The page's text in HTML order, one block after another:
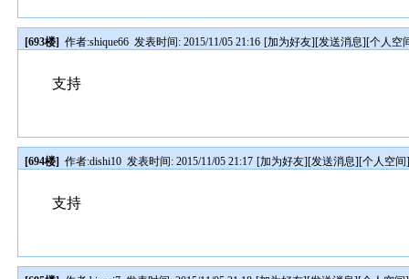
[693楼] 作者:shique66 发表时间: 2015/11/05 21:16 [加为好友][发送消息][个人空
支持
[694楼] 作者:dishi10 发表时间: 2015/11/05 21:17 [加为好友][发送消息][个人空间
支持